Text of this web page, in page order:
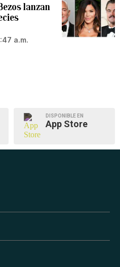
lanzan
a.m.
DISPONIBLE EN
App Store